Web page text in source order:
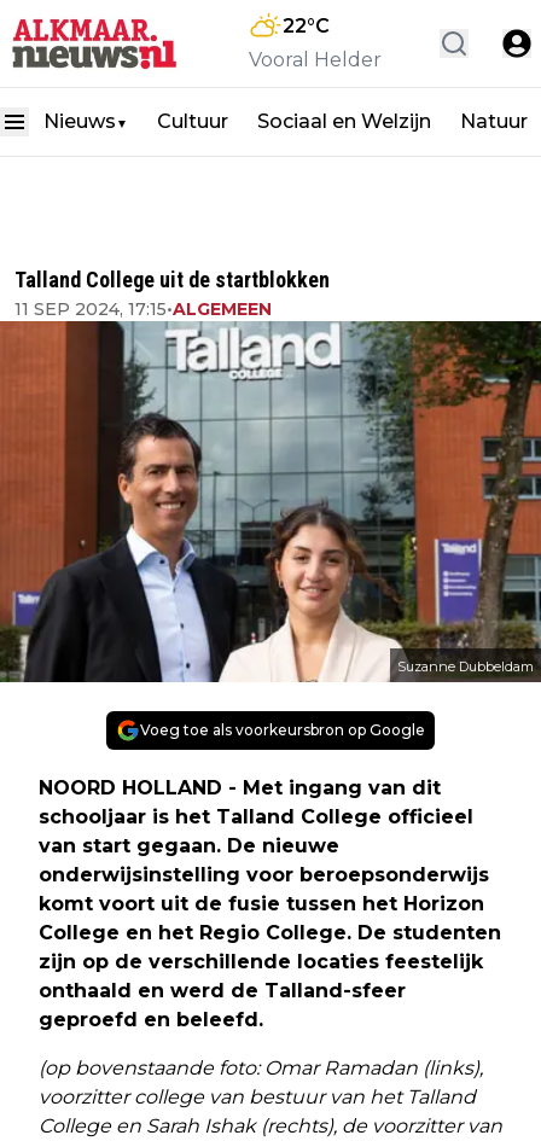
22°C
Vooral Helder
Nieuws ▼ Cultuur Sociaal en Welzijn Natuur
Talland College uit de startblokken
11 SEP 2024, 17:15•ALGEMEEN
Suzanne Dubbeldam
Voeg toe als voorkeursbron op Google
NOORD HOLLAND - Met ingang van dit
schooljaar is het Talland College officieel
van start gegaan. De nieuwe
onderwijsinstelling voor beroepsonderwijs
komt voort uit de fusie tussen het Horizon
College en het Regio College. De studenten
zijn op de verschillende locaties feestelijk
onthaald en werd de Talland-sfeer
geproefd en beleefd.
(op bovenstaande foto: Omar Ramadan (links),
voorzitter college van bestuur van het Talland
College en Sarah Ishak (rechts), de voorzitter van